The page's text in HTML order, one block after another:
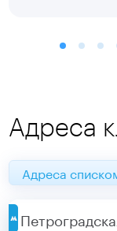
Адреса
Адреса